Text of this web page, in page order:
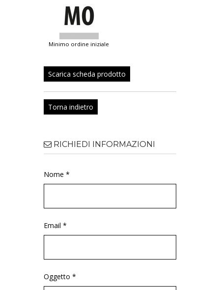
minimo ordine iniziale
Scarica scheda prodotto
Torna indietro
RICHIEDI INFORMAZIONI
Nome *
Email *
Oggetto *